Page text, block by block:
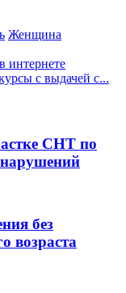
Женщина
интернете
с выдачей с...
СНТ по
нарушений
без
возраста